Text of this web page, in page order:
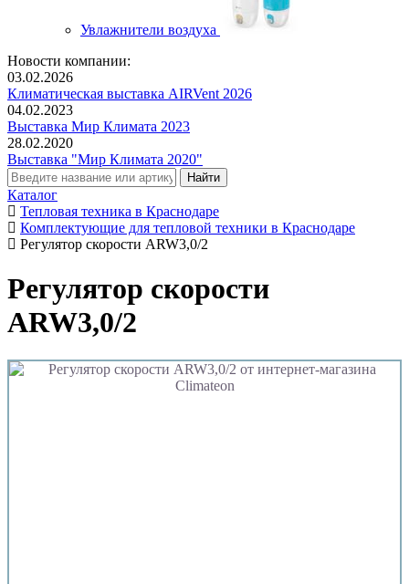
Увлажнители воздуха
Новости компании:
03.02.2026
Климатическая выставка AIRVent 2026
04.02.2023
Выставка Мир Климата 2023
28.02.2020
Выставка "Мир Климата 2020"
Каталог
Тепловая техника в Краснодаре
Комплектующие для тепловой техники в Краснодаре
Регулятор скорости ARW3,0/2
Регулятор скорости
ARW3,0/2